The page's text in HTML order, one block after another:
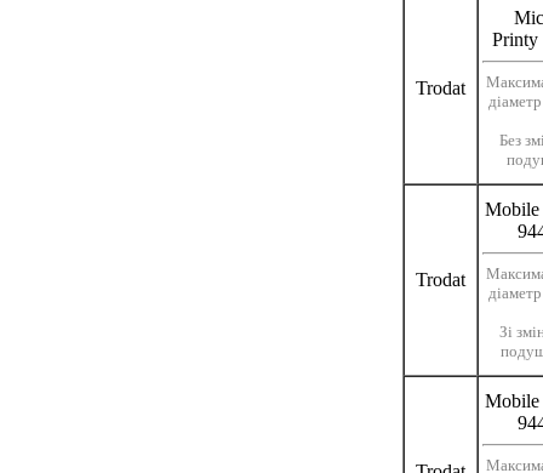
Trodat
Printy
Без
Trodat
Зі